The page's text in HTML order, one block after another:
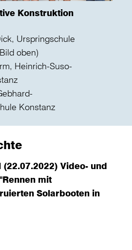
Konstruktion
Urspringschule
oben)
Heinrich-Suso-
Konstanz
(22.07.2022) Video- und
mit
Solarbooten in